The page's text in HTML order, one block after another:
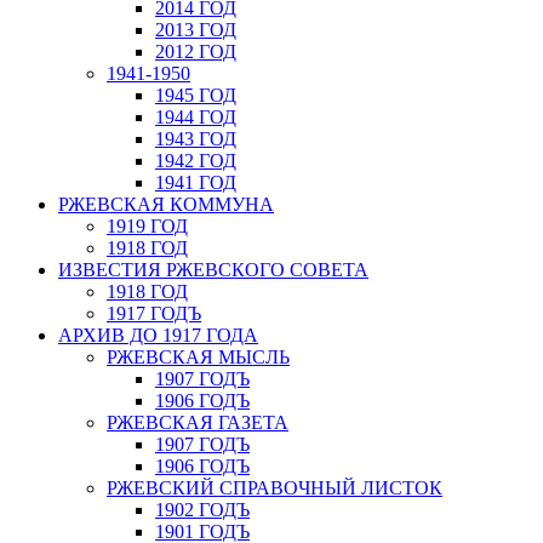
2014 ГОД
2013 ГОД
2012 ГОД
1941-1950
1945 ГОД
1944 ГОД
1943 ГОД
1942 ГОД
1941 ГОД
РЖЕВСКАЯ КОММУНА
1919 ГОД
1918 ГОД
ИЗВЕСТИЯ РЖЕВСКОГО СОВЕТА
1918 ГОД
1917 ГОДЪ
АРХИВ ДО 1917 ГОДА
РЖЕВСКАЯ МЫСЛЬ
1907 ГОДЪ
1906 ГОДЪ
РЖЕВСКАЯ ГАЗЕТА
1907 ГОДЪ
1906 ГОДЪ
РЖЕВСКИЙ СПРАВОЧНЫЙ ЛИСТОК
1902 ГОДЪ
1901 ГОДЪ